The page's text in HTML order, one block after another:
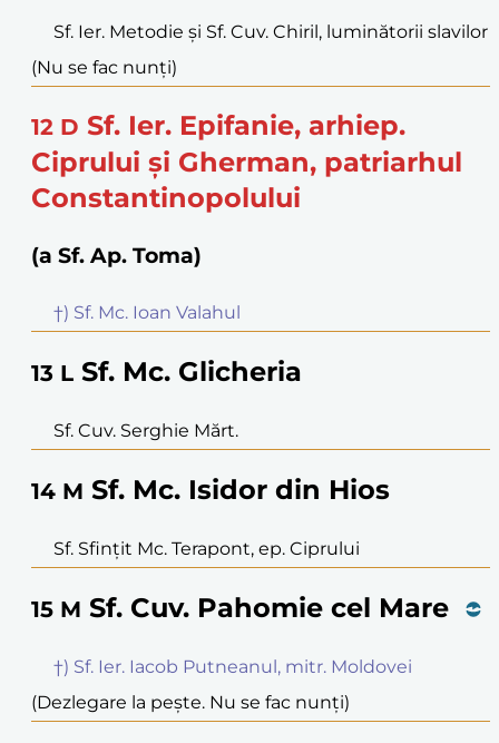
Sf. Ier. Metodie și Sf. Cuv. Chiril, luminătorii slavilor
(Nu se fac nunți)
12 D Sf. Ier. Epifanie, arhiep.
Ciprului și Gherman, patriarhul
Constantinopolului
(a Sf. Ap. Toma)
†) Sf. Mc. Ioan Valahul
13 L Sf. Mc. Glicheria
Sf. Cuv. Serghie Mărt.
14 M Sf. Mc. Isidor din Hios
Sf. Sfințit Mc. Terapont, ep. Ciprului
15 M Sf. Cuv. Pahomie cel Mare
†) Sf. Ier. Iacob Putneanul, mitr. Moldovei
(Dezlegare la pește. Nu se fac nunți)